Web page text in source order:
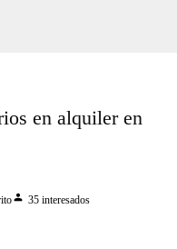
en alquiler en
person 35 interesados